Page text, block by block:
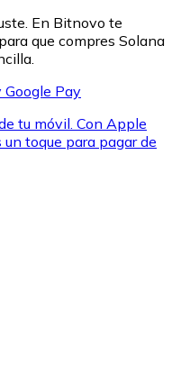
o realiza compras
En Bitnovo te
que compres Solana
Pay
tu móvil. Con Apple
toque para pagar de